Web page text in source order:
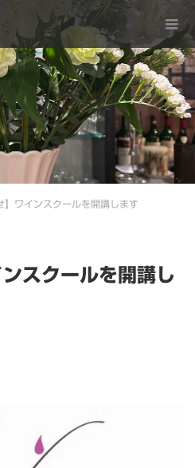
】ワインスクールを開講します
ンスクールを開講し